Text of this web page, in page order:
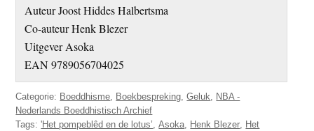
Auteur Joost Hiddes Halbertsma
Co-auteur Henk Blezer
Uitgever Asoka
EAN 9789056704025
Categorie: Boeddhisme, Boekbespreking,Geluk, NBA -
Nederlands Boeddhistisch Archief
Tags:'Het pompeblêd en de lotus’,Asoka, Henk Blezer, Het